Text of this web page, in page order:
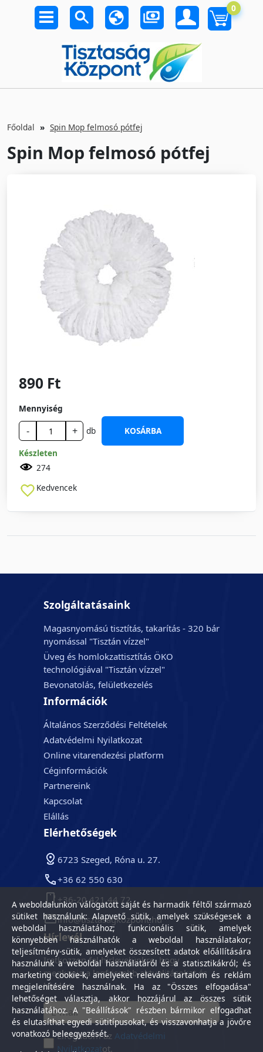
0
Főoldal Spin Mop felmosó pótfej
Spin Mop felmosó pótfej
890 Ft
Mennyiség
- + db
KOSÁRBA
Készleten
274
Kedvencek
Szolgáltatásaink
Magasnyomású tisztítás, takarítás - 320 bár
nyomással "Tisztán vízzel"
Üveg és homlokzattisztítás ÖKO
technológiával "Tisztán vízzel"
Bevonatolás, felületkezelés
Információk
Általános Szerződési Feltételek
Adatvédelmi Nyilatkozat
Online vitarendezési platform
Céginformációk
Partnereink
Kapcsolat
Elállás
Elérhetőségek
6723 Szeged, Róna u. 27.
+36 62 550 630
+36-20 421 44 72
info@tisztasagkozpont.hu
Hírlevél
Iratkozzon fel hírlevelünkre, hogy
megkapja a legfrissebb aktualitásokat és
híreket.
Elfogadom azAdatvédelmi
Nyilatkozatot.
A weboldalunkon válogatott saját és harmadik féltől származó
sütiket használunk: Alapvető sütik, amelyek szükségesek a
weboldal használatához; funkcionális sütik, amelyek
könnyebben használhatók a weboldal használatakor;
teljesítmény-sütik, amelyeket összesített adatok előállítására
használunk a weboldal használatáról és a statisztikákról; és
marketing cookie-k, amelyeket releváns tartalom és reklám
megjelenítésére használnak. Ha az "Összes elfogadása"
lehetőséget választja, akkor hozzájárul az összes sütik
használatához. A "Beállítások" részben bármikor elfogadhat
és elutasíthat egyedi sütitípusokat, és visszavonhatja a jövőre
vonatkozó beleegyezését.